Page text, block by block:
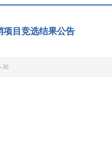
项目竞选结果公告
30